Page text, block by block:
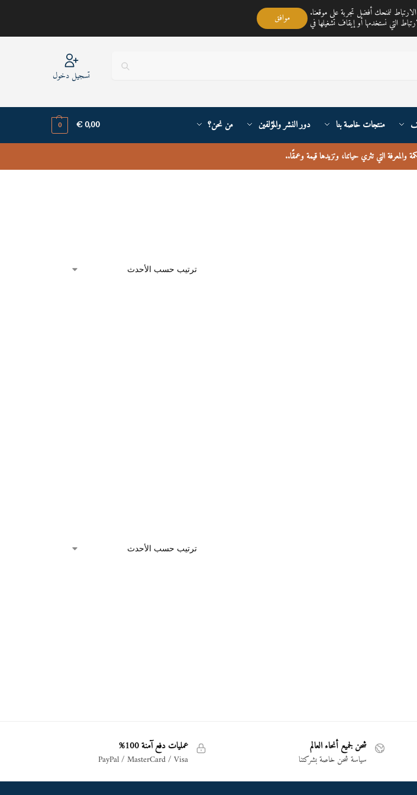
تغطي خدمته جميع أنحاء القارة الأوربية والعالم
تسجيل دخول
منتجات خاصة بنا دور النشر والمؤلفين من نحن؟ 0,00
€
0
والمعرفة التي تثري حياتنا، وتزيدها قيمة وعمقًا..
شحن لجميع أنحاء العالم
سياسة شحن خاصة بشركتنا
عمليات دفع آمنة 100%
PayPal / MasterCard / Visa
لنمنحك أفضل تجربة على موقعنا. موافق